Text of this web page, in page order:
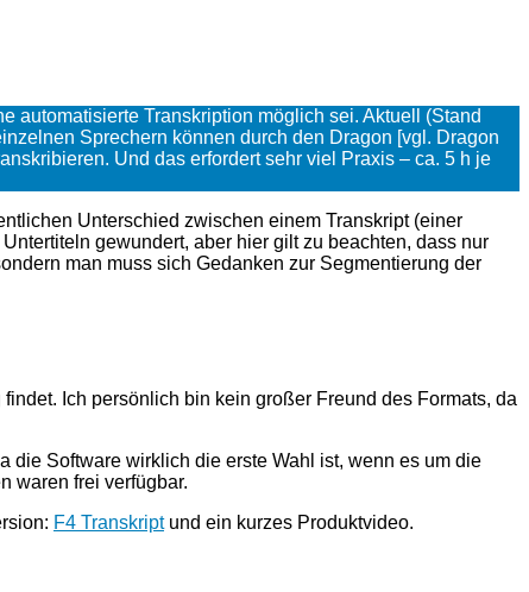
automatisierte Transkription möglich sei. Aktuell (Stand
Sprechern können durch den Dragon [vgl. Dragon
Und das erfordert sehr viel Praxis – ca. 5 h je
Unterschied zwischen einem Transkript (einer
gewundert, aber hier gilt zu beachten, dass nur
man muss sich Gedanken zur Segmentierung der
Ich persönlich bin kein großer Freund des Formats, da
die Software wirklich die erste Wahl ist, wenn es um die
waren frei verfügbar.
F4 Transkriptund ein kurzes Produktvideo.